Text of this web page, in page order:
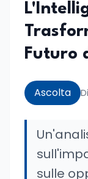
Futuro
Ascolta
sulle